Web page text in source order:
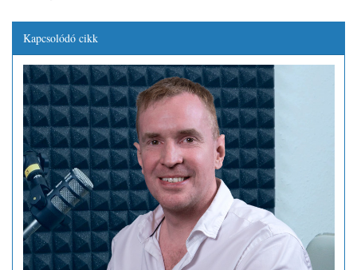
Kapcsolódó cikk